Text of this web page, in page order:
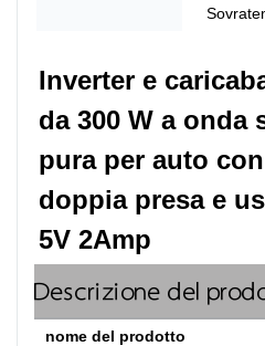
Inverter e
da 300 W a onda
pura per auto
doppia presa e
5V 2Amp
Descrizione del
nome del prodotto